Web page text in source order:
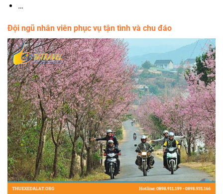
…
Đội ngũ nhân viên phục vụ tận tình và chu đáo